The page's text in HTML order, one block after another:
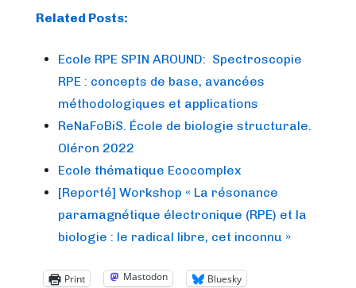
Related Posts:
Ecole RPE SPIN AROUND: Spectroscopie
RPE : concepts de base, avancées
méthodologiques et applications
ReNaFoBiS. École de biologie structurale.
Oléron 2022
Ecole thématique Ecocomplex
[Reporté] Workshop « La résonance
paramagnétique électronique (RPE) et la
biologie : le radical libre, cet inconnu »
Print Mastodon Bluesky